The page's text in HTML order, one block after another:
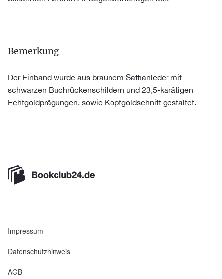
Bemerkung
Der Einband wurde aus braunem Saffianleder mit
schwarzen Buchrückenschildern und 23,5-karätigen
Echtgoldprägungen, sowie Kopfgoldschnitt gestaltet.
Impressum
Datenschutzhinweis
AGB